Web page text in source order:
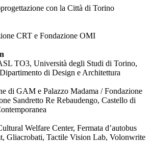
con la Città di Torino
CRT e Fondazione OMI
TO3, Università degli Studi di Torino,
di Design e Architettura
di GAM e Palazzo Madama / Fondazione
Sandretto Re Rebaudengo, Castello di
Welfare Center, Fermata d’autobus
Gliacrobati, Tactile Vision Lab, Volonwrite